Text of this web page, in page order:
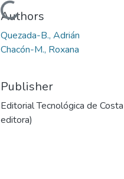
Loading...
Authors
Quezada-B., Adrián
Chacón-M., Roxana
Publisher
Editorial Tecnológica de
editora)